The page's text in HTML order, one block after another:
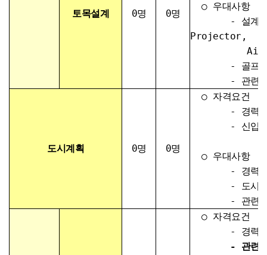
토목설계 0명 0명
○ 우대사항
- 설계프로
Projector,
Air Golf,
- 골프장 토
- 관련 자
도시계획 0명 0명
○ 자격요건
- 경력 : 도
- 신입 : 관
○ 우대사항
- 경력 2
- 도시관리계
- 관련 자
○ 자격요건
- 경력
- 관련